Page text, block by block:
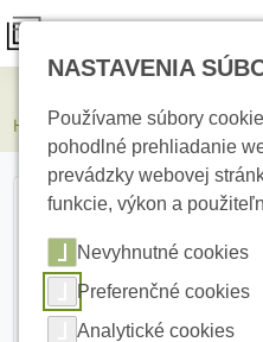
HIKVISION DS-2CD2043G2-
NASTAVENIA
Používame súbory
pohodlné prehliadanie
prevádzky webovej
funkcie, výkon a
Nevyhnutné cookies
Preferenčné cookies
Analytické cookies